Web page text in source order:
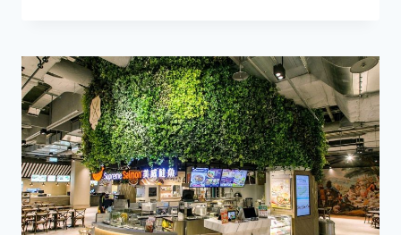
美
威
鮭
魚
專
賣
店
回
來
了